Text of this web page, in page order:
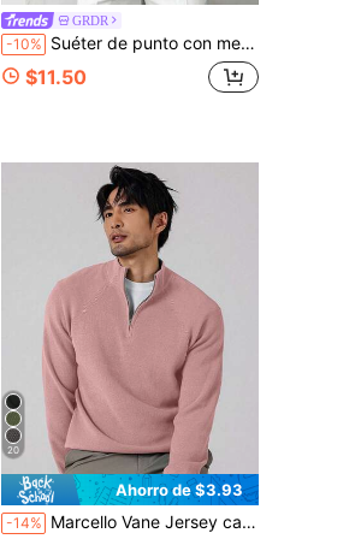
GRDR
-10% Suéter de punto con media cremallera de manga larga casual para hombre GRDR, versátil para uso diario
$11.50
20
Ahorro de $3.93
-14% Marcello Vane Jersey casual de punto con media cremallera y mangas raglán de unicolor para hombres, otoño e invierno